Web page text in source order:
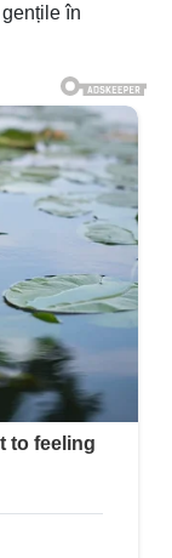
în